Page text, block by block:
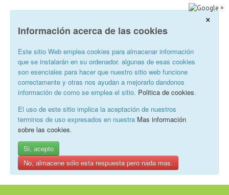
×
Información acerca de las cookies
Este sitio Web emplea cookies para almacenar información
que se instalarán en su ordenador. algunas de esas cookies
son esenciales para hacer que nuestro sitio web funcione
correctamente y otras nos ayudan a mejorarlo dandonos
información de como se emplea el sitio. Politica de cookies.
El uso de este sitio implica la aceptación de nuestros
terminos de uso expresados en nuestra Mas información
sobre las cookies.
Si, acepto
No, almacene sólo esta respuesta pero nada mas.